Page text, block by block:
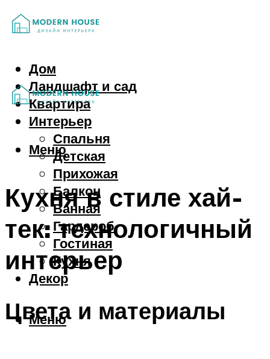
Дом
Ландшафт и сад
Квартира
Интерьер
Спальня
Детская
Прихожая
Балкон
Ванная
Гардероб
Гостиная
Кухня
Декор
Меню
Меню
Кухня в стиле хай-
тек: технологичный
интерьер
Цвета и материалы